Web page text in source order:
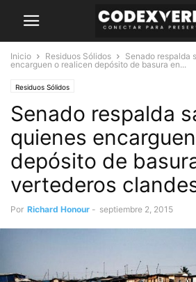
Inicio Residuos Sólidos
Senado respalda
encarguen o realicen depósito de basura en...
Residuos Sólidos
Senado respalda
quienes
depósito de
vertederos
Por Richard Honour - septiembre 2, 2015